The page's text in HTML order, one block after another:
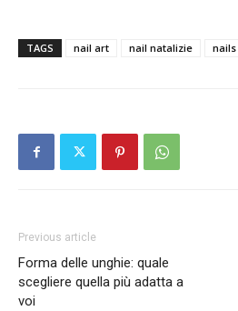
TAGS nail art nail natalizie nails
Previous article
Forma delle unghie: quale
scegliere quella più adatta a
voi